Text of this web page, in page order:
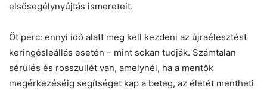
elsősegélynyújtás ismereteit.
Öt perc: ennyi idő alatt meg kell kezdeni az újraélesztést
keringésleállás esetén – mint sokan tudják. Számtalan
sérülés és rosszullét van, amelynél, ha a mentők
megérkezéséig segítséget kap a beteg, az életét mentheti